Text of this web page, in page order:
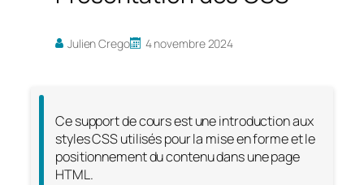
Julien Crego 4 novembre 2024
Ce support de cours est une introduction aux
styles CSS utilisés pour la mise en forme et le
positionnement du contenu dans une page
HTML.